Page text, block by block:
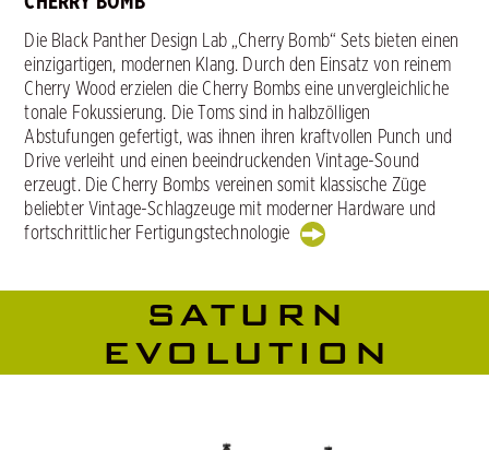
Die Black Panther Design Lab „Cherry Bomb“ Sets bieten einen
einzigartigen, modernen Klang. Durch den Einsatz von reinem
Cherry Wood erzielen die Cherry Bombs eine unvergleichliche
tonale Fokussierung. Die Toms sind in halbzölligen
Abstufungen gefertigt, was ihnen ihren kraftvollen Punch und
Drive verleiht und einen beeindruckenden Vintage-Sound
erzeugt. Die Cherry Bombs vereinen somit klassische Züge
beliebter Vintage-Schlagzeuge mit moderner Hardware und
fortschrittlicher Fertigungstechnologie
SATURN
EVOLUTION